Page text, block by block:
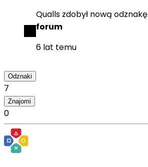
Qualls zdobył nową odznakę
forum
6 lat temu
Odznaki
7
Znajomi
0